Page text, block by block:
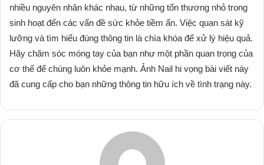
nhiều nguyên nhân khác nhau, từ những tổn thương nhỏ trong
sinh hoạt đến các vấn đề sức khỏe tiềm ẩn. Việc quan sát kỹ
lưỡng và tìm hiểu đúng thông tin là chìa khóa để xử lý hiệu quả.
Hãy chăm sóc móng tay của bạn như một phần quan trọng của
cơ thể để chúng luôn khỏe mạnh. Ảnh Nail hi vọng bài viết này
đã cung cấp cho bạn những thông tin hữu ích về tình trạng này.